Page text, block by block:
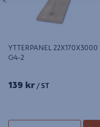
YTTERPANEL 22X170X3000
G4-2
139 kr / ST